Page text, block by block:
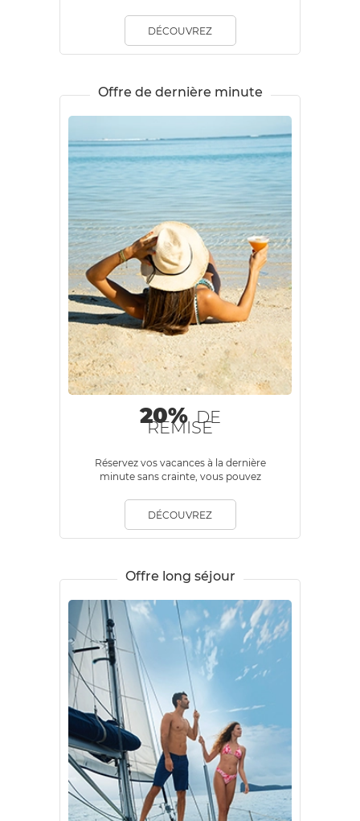
DÉCOUVREZ
Offre de dernière minute
20% DE
REMISE
Réservez vos vacances à la dernière
minute sans crainte, vous pouvez
jusqu’à 20%.
DÉCOUVREZ
Offre long séjour